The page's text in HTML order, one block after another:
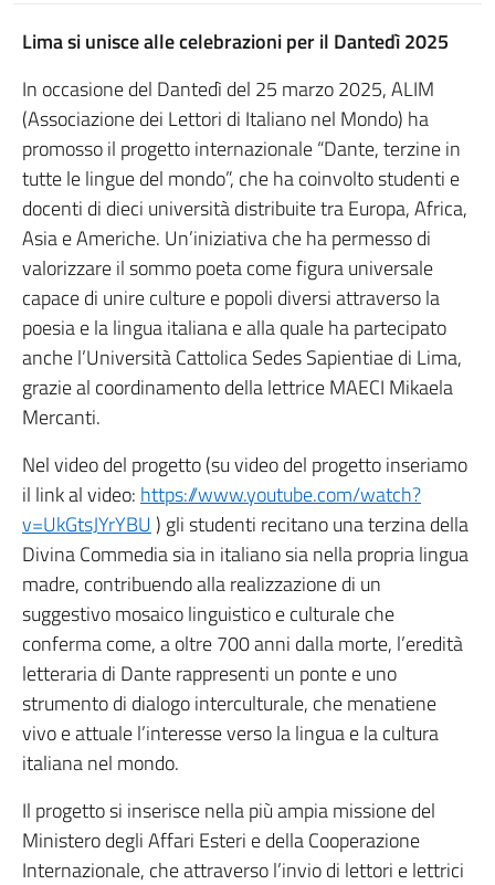
Lima si unisce alle celebrazioni per il Dantedì 2025
In occasione del Dantedì del 25 marzo 2025, ALIM
(Associazione dei Lettori di Italiano nel Mondo) ha
promosso il progetto internazionale “Dante, terzine in
tutte le lingue del mondo”, che ha coinvolto studenti e
docenti di dieci università distribuite tra Europa, Africa,
Asia e Americhe. Un’iniziativa che ha permesso di
valorizzare il sommo poeta come figura universale
capace di unire culture e popoli diversi attraverso la
poesia e la lingua italiana e alla quale ha partecipato
anche l’Università Cattolica Sedes Sapientiae di Lima,
grazie al coordinamento della lettrice MAECI Mikaela
Mercanti.
Nel video del progetto (su video del progetto inseriamo
il link al video:https://www.youtube.com/watch?
v=UkGtsJYrYBU) gli studenti recitano una terzina della
Divina Commedia sia in italiano sia nella propria lingua
madre, contribuendo alla realizzazione di un
suggestivo mosaico linguistico e culturale che
conferma come, a oltre 700 anni dalla morte, l’eredità
letteraria di Dante rappresenti un ponte e uno
strumento di dialogo interculturale, che menatiene
vivo e attuale l’interesse verso la lingua e la cultura
italiana nel mondo.
Il progetto si inserisce nella più ampia missione del
Ministero degli Affari Esteri e della Cooperazione
Internazionale, che attraverso l’invio di lettori e lettrici